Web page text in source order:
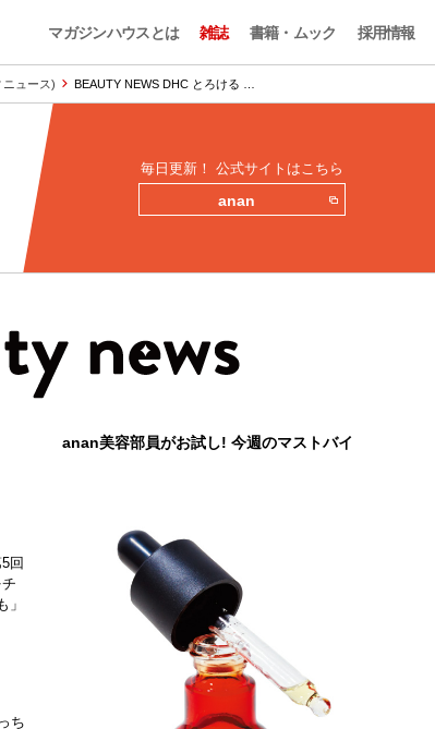
マガジンハウスとは 雑誌 書籍・ムック 採用情報
ニュース) BEAUTY NEWS DHC とろける …
毎日更新！ 公式サイトはこちら
anan
anan美容部員がお試し! 今週のマストバイ
回
」
ち